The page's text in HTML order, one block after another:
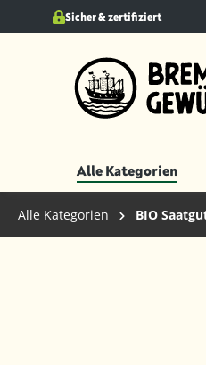
Zur Hauptnavigation
Sicher & zertifiziert
Alle Kategorien
Alle Kategorien BIO